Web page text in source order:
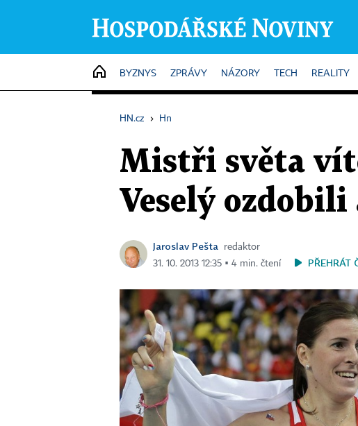
HOME
BYZNYS ZPRÁVY NÁZORY TECH REALITY
HN.cz › Hn
Mistři světa
Veselý
Jaroslav Pešta
redaktor
31. 10. 2013 12:35 ▪ 4 min. čtení
PŘEHRÁT